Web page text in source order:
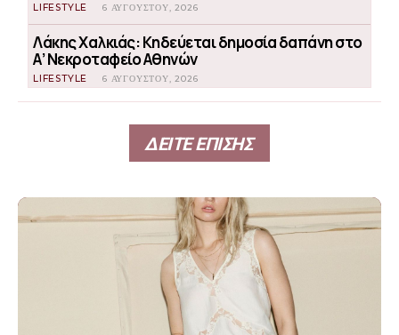
LIFESTYLE 6 ΑΥΓΟΎΣΤΟΥ, 2026
Λάκης Χαλκιάς: Κηδεύεται δημοσία δαπάνη στο
Α’ Νεκροταφείο Αθηνών
LIFESTYLE 6 ΑΥΓΟΎΣΤΟΥ, 2026
ΔΕΙΤΕ ΕΠΙΣΗΣ